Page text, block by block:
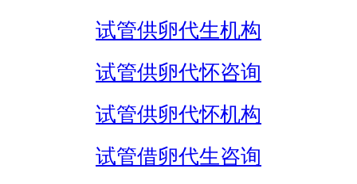
试管供卵代生机构
试管供卵代怀咨询
试管供卵代怀机构
试管借卵代生咨询